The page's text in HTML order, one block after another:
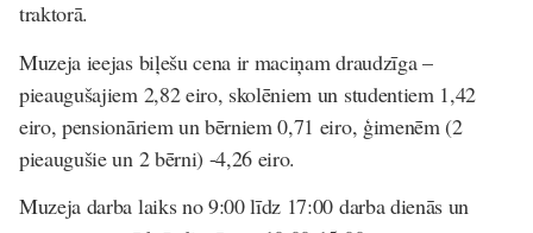
traktorā.
Muzeja ieejas biļešu cena ir maciņam draudzīga –
pieaugušajiem 2,82 eiro, skolēniem un studentiem 1,42
eiro, pensionāriem un bērniem 0,71 eiro, ģimenēm (2
pieaugušie un 2 bērni) -4,26 eiro.
Muzeja darba laiks no 9:00 līdz 17:00 darba dienās un